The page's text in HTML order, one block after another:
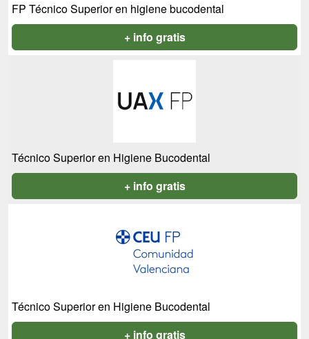
FP Técnico Superior en higiene bucodental
+ info gratis
Técnico Superior en Higiene Bucodental
+ info gratis
Técnico Superior en Higiene Bucodental
+ info gratis